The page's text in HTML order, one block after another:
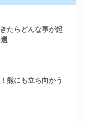
たらどんな事が起
熊にも立ち向かう